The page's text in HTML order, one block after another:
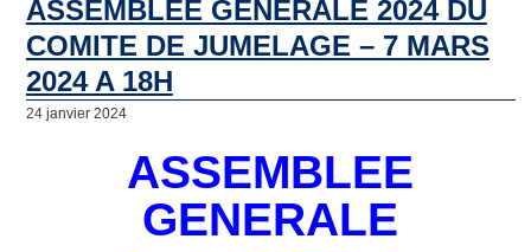
ASSEMBLEE GENERALE 2024 DU
COMITE DE JUMELAGE – 7 MARS
2024 A 18H
24 janvier 2024
ASSEMBLEE
GENERALE